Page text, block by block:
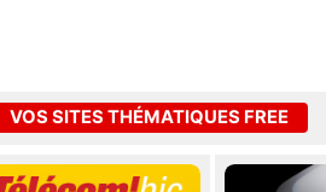
VOS SITES THÉMATIQUES FREE